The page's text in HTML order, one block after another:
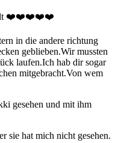
Welt ❤️❤️❤️❤️❤️
in die andere richtung
geblieben.Wir mussten
laufen.Ich hab dir sogar
mitgebracht.Von wem
gesehen und mit ihm
sie hat mich nicht gesehen.